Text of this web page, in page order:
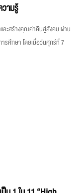
ามรู้
ละสร้างคุณค่าคืนสู่สังคม ผ่าน
รศึกษา โดยเมื่อวันศุกร์ที่ 7